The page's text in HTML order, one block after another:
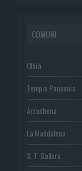
COMUNI
Olbia
Tempio Pausania
Arzachena
La Maddalena
S. T. Gallura